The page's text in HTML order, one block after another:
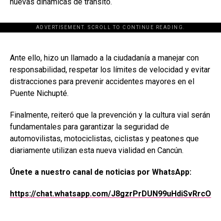
ADVERTISEMENT. SCROLL TO CONTINUE READING.
[adsforwp id="243463"]
Ante ello, hizo un llamado a la ciudadanía a manejar con
responsabilidad, respetar los límites de velocidad y evitar
distracciones para prevenir accidentes mayores en el
Puente Nichupté.
Finalmente, reiteró que la prevención y la cultura vial serán
fundamentales para garantizar la seguridad de
automovilistas, motociclistas, ciclistas y peatones que
diariamente utilizan esta nueva vialidad en Cancún.
Únete a nuestro canal de noticias por WhatsApp:
https://chat.whatsapp.com/J8gzrPrDUN99uHdiSvRrcO